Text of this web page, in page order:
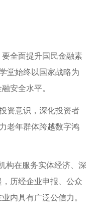
全面提升国民金融素
堂始终以国家战略为
安全水平。
资意识，深化投资者
老年群体跨越数字鸿
构在服务实体经济、深
历经企业申报、公众
内具有广泛公信力。